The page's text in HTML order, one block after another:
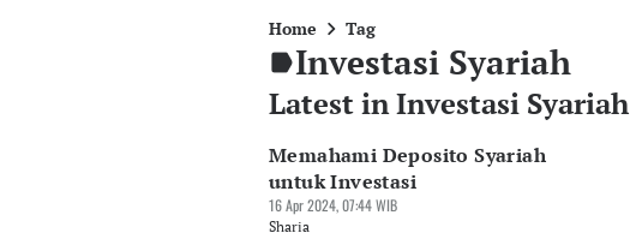
Home Tag
Investasi Syariah
Latest in Investasi Syariah
Memahami Deposito Syariah
untuk Investasi
16 Apr 2024, 07:44 WIB
Sharia